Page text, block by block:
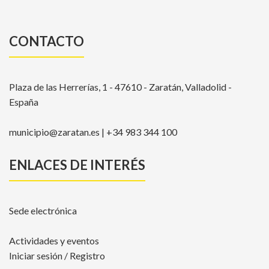
CONTACTO
Plaza de las Herrerías, 1 - 47610 - Zaratán, Valladolid -
España
municipio@zaratan.es | +34 983 344 100
ENLACES DE INTERÉS
Sede electrónica
Actividades y eventos
Iniciar sesión / Registro